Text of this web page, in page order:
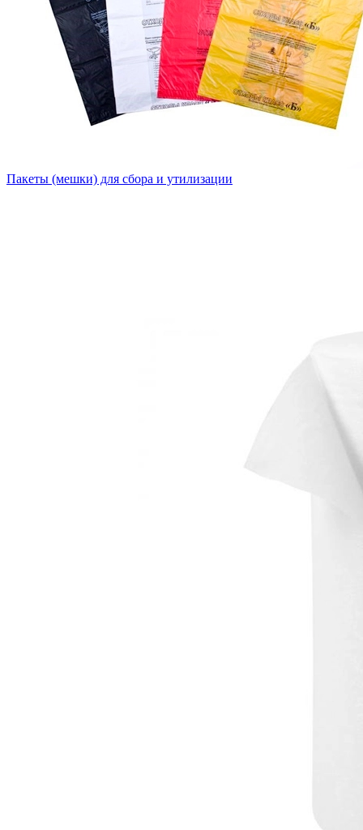
Пакеты (мешки) для сбора и утилизации